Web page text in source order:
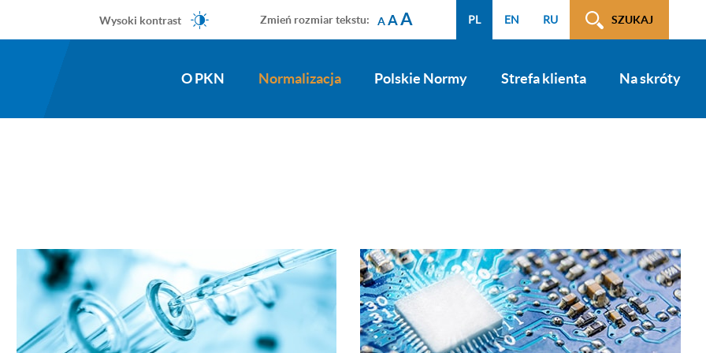
SZUKAJ
PL EN RU
Zmień rozmiar tekstu: AAA
Wysoki kontrast
O PKN Normalizacja Polskie Normy Strefa klienta Na skróty